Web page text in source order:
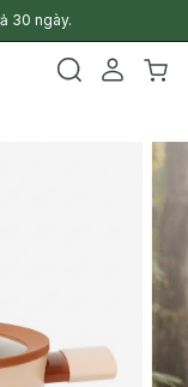
30 ngày.